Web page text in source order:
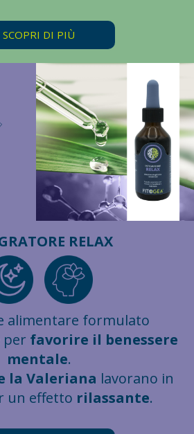
SCOPRI DI PIÙ
RELAX
alimentare formulato
per favorire il benessere
mentale.
la Valeriana lavorano in
un effetto rilassante.